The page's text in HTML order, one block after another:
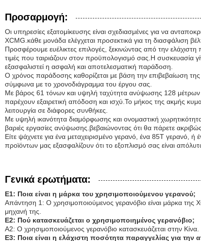
Προσαρμογή:
Οι υπηρεσίες εξατομίκευσης είναι σχεδιασμένες για να
XCMG.κάθε μονάδα ελέγχεται προσεκτικά για τη διασφάλιση
Προσφέρουμε ευέλικτες επιλογές, ξεκινώντας από την
τιμές που ταιριάζουν στον προϋπολογισμό σας.Η συσκευασία
εξασφαλιστεί η ασφαλή και αποτελεσματική παράδοση.
Ο χρόνος παράδοσης καθορίζεται με βάση την επιβεβαίωση
σύμφωνα με το χρονοδιάγραμμα του έργου σας.
Με βάρος 61 τόνων και υψηλή ταχύτητα ανύψωσης 128
παρέχουν εξαιρετική απόδοση και ισχύ.Το μήκος της ακμής
λειτουργία σε διάφορες συνθήκες.
Με υψηλή ικανότητα διαμόρφωσης και ονομαστική
βαριές εργασίες ανύψωσης.βεβαιώνοντας ότι θα πάρετε
Είτε ψάχνετε για ένα μεταχειρισμένο γερανό, ένα 85T γερανό,
προϊόντων μας εξασφαλίζουν ότι το εξοπλισμό σας είναι
Γενικά ερωτήματα:
Ε1: Ποια είναι η μάρκα του χρησιμοποιούμενου γερανού;
Απάντηση 1: Ο χρησιμοποιούμενος γερανόβιο είναι μάρκα της
μηχανή της.
Ε2: Πού κατασκευάζεται ο χρησιμοποιημένος γερανόβιο;
Α2: Ο χρησιμοποιούμενος γερανόβιο κατασκευάζεται στην Κίνα.
Ε3: Ποια είναι η ελάχιστη ποσότητα παραγγελίας για